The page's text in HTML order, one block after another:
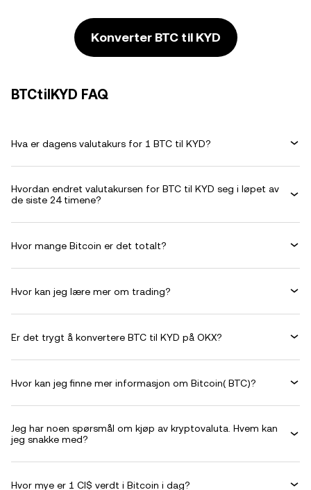
Konverter BTC til KYD
BTCtilKYD FAQ
Hva er dagens valutakurs for 1 BTC til KYD?
Hvordan endret valutakursen for BTC til KYD seg i løpet av
de siste 24 timene?
Hvor mange Bitcoin er det totalt?
Hvor kan jeg lære mer om trading?
Er det trygt å konvertere BTC til KYD på OKX?
Hvor kan jeg finne mer informasjon om Bitcoin( BTC)?
Jeg har noen spørsmål om kjøp av kryptovaluta. Hvem kan
jeg snakke med?
Hvor mye er 1 CI$ verdt i Bitcoin i dag?